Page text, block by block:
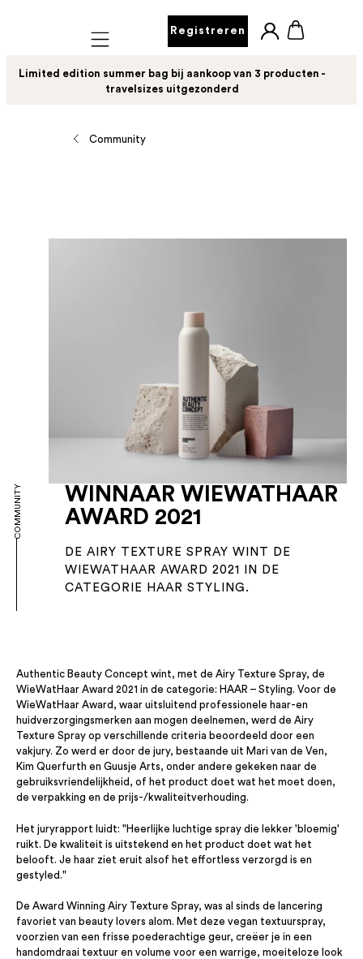
Mobile navigation
Registreren
Limited edition summer bag bij aankoop van 3 producten -
travelsizes uitgezonderd
Community
WINNAAR WIEWATHAAR
AWARD 2021
DE AIRY TEXTURE SPRAY WINT DE
WIEWATHAAR AWARD 2021 IN DE
CATEGORIE HAAR STYLING.
COMMUNITY
Authentic Beauty Concept wint, met de Airy Texture Spray, de
WieWatHaar Award 2021 in de categorie: HAAR – Styling. Voor de
WieWatHaar Award, waar uitsluitend professionele haar-en
huidverzorgingsmerken aan mogen deelnemen, werd de Airy
Texture Spray op verschillende criteria beoordeeld door een
vakjury. Zo werd er door de jury, bestaande uit Mari van de Ven,
Kim Querfurth en Guusje Arts, onder andere gekeken naar de
gebruiksvriendelijkheid, of het product doet wat het moet doen,
de verpakking en de prijs-/kwaliteitverhouding.
Het juryrapport luidt: "Heerlijke luchtige spray die lekker 'bloemig'
ruikt. De kwaliteit is uitstekend en het product doet wat het
belooft. Je haar ziet eruit alsof het effortless verzorgd is en
gestyled."
De Award Winning Airy Texture Spray, was al sinds de lancering
favoriet van beauty lovers alom. Met deze vegan textuurspray,
voorzien van een frisse poederachtige geur, creëer je in een
handomdraai textuur en volume voor een warrige, moeiteloze look